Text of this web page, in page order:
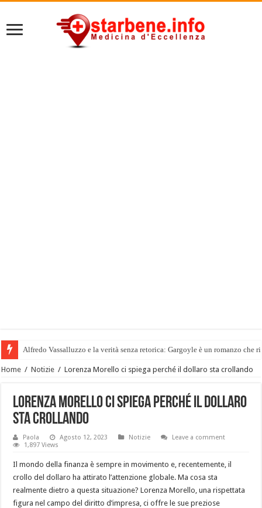
Alfredo Vassalluzzo e la verità senza retorica: Gargoyle è un romanzo
Il Metodo più Efficace per Dimagrire e Rimodellare: Vacugym Roma.
Home / Notizie / Lorenza Morello ci spiega perché il dollaro sta crollando
Lorenza Morello ci spiega perché il dollaro
sta crollando
Paola Agosto 12, 2023 Notizie
Leave a comment
1,897 Views
Il mondo della finanza è sempre in movimento e, recentemente, il
crollo del dollaro ha attirato l’attenzione globale. Ma cosa sta
realmente dietro a questa situazione? Lorenza Morello, una rispettata
figura nel campo del diritto d’impresa, ci offre le sue preziose